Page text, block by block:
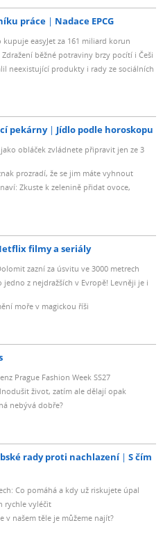
práce Nadace EPCG
easyJet za 161 miliard korun
běžné potraviny brzy pocítí i Češi
neexistující produkty i rady ze sociálních
pekárny Jídlo podle horoskopu
obláček zvládnete připravit jen ze 3
prozradí, že se jim máte vyhnout
Zkuste k zelenině přidat ovoce,
filmy a seriály
zazní za úsvitu ve 3000 metrech
z nejdražších v Evropě! Levněji je i
moře v magickou říši
Prague Fashion Week SS27
život, zatím ale dělají opak
nebývá dobře?
rady proti nachlazení
S čím
Co pomáhá a kdy už riskujete úpal
rychle vyléčit
v našem těle je můžeme najít?